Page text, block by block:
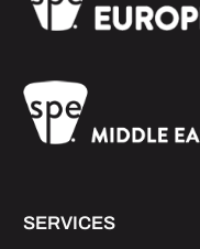
SERVICES